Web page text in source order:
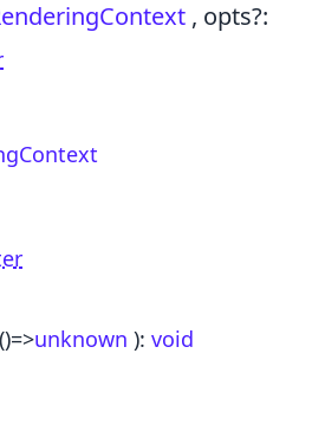
, opts?:
()=>unknown ): void